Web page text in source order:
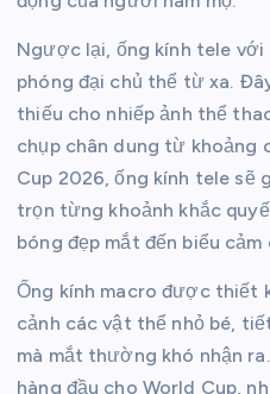
Ngược lại, ống kính tele
phóng đại chủ thể từ xa.
thiếu cho nhiếp ảnh thể
chụp chân dung từ khoảng
Cup 2026, ống kính tele sẽ
trọn từng khoảnh khắc
bóng đẹp mắt đến biểu cảm
Ống kính macro được thiết
cảnh các vật thể nhỏ bé,
mà mắt thường khó nhận
hàng đầu cho World Cup,